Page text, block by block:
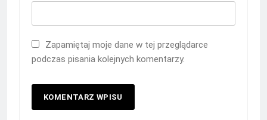
Zapamiętaj moje dane w tej przeglądarce
podczas pisania kolejnych komentarzy.